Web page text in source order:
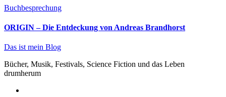
Buchbesprechung
ORIGIN – Die Entdeckung von Andreas Brandhorst
Das ist mein Blog
Bücher, Musik, Festivals, Science Fiction und das Leben
drumherum